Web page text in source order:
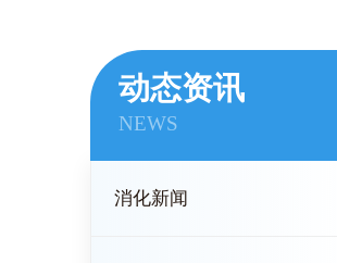
动态资讯
NEWS
消化新闻